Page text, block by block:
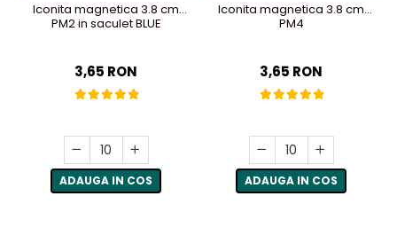
Iconita magnetica 3.8 cm
PM2 in saculet BLUE
3,65 RON
ADAUGA IN COS
Iconita magnetica 3.8 cm
PM4
3,65 RON
ADAUGA IN COS